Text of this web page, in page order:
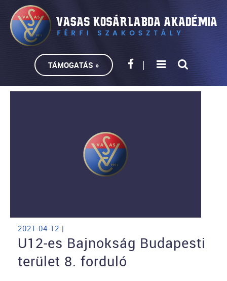
TÁMOGATÁS »
2021-04-12 |
U12-es Bajnokság Budapesti
terület 8. forduló